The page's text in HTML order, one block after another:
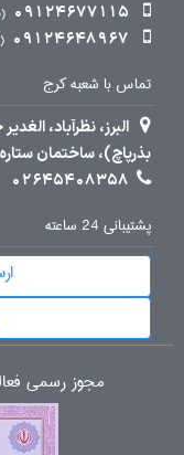
09124677115
09124648967
تماس با شعبه کرج
بذرپاچ)، ساختمان ستاره، طبقه
02645408358
پشتیبانی 24 ساعته
مجوز رسمی